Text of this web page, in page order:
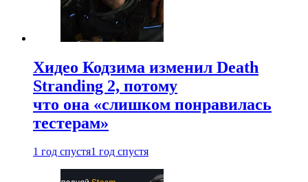
Хидео Кодзима изменил Death
Stranding 2, потому
что она «слишком понравилась
тестерам»
1 год спустя1 год спустя